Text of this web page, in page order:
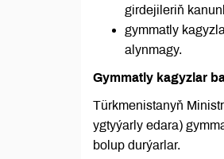
girdejileriň
gymmatly
alynmagy.
Gymmatly kagyzlar
Türkmenistanyň
ygtyýarly edara)
bolup durýarlar.